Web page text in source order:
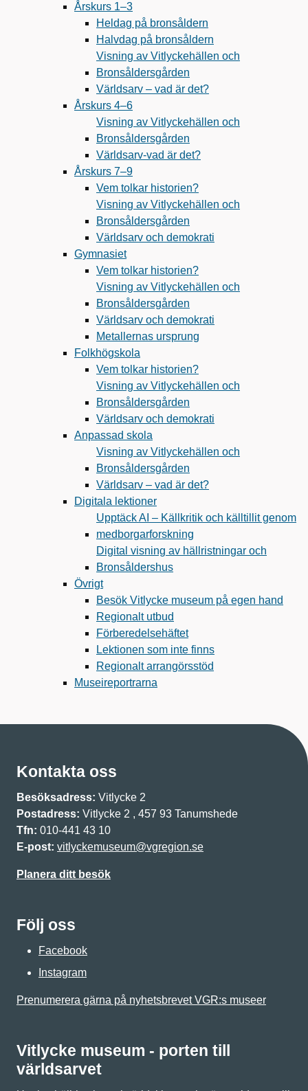
Årskurs 1–3
Heldag på bronsåldern
Halvdag på bronsåldern
Visning av Vitlyckehällen och
Bronsåldersgården
Världsarv – vad är det?
Årskurs 4–6
Visning av Vitlyckehällen och
Bronsåldersgården
Världsarv-vad är det?
Årskurs 7–9
Vem tolkar historien?
Visning av Vitlyckehällen och
Bronsåldersgården
Världsarv och demokrati
Gymnasiet
Vem tolkar historien?
Visning av Vitlyckehällen och
Bronsåldersgården
Världsarv och demokrati
Metallernas ursprung
Folkhögskola
Vem tolkar historien?
Visning av Vitlyckehällen och
Bronsåldersgården
Världsarv och demokrati
Anpassad skola
Visning av Vitlyckehällen och
Bronsåldersgården
Världsarv – vad är det?
Digitala lektioner
Upptäck AI – Källkritik och källtillit genom
medborgarforskning
Digital visning av hällristningar och
Bronsåldershus
Övrigt
Besök Vitlycke museum på egen hand
Regionalt utbud
Förberedelsehäftet
Lektionen som inte finns
Regionalt arrangörsstöd
Museireportrarna
Kontakta oss
Besöksadress: Vitlycke 2
Postadress: Vitlycke 2 , 457 93 Tanumshede
Tfn: 010-441 43 10
E-post: vitlyckemuseum@vgregion.se
Planera ditt besök
Följ oss
Facebook
Instagram
Prenumerera gärna på nyhetsbrevet VGR:s museer
Vitlycke museum - porten till
världsarvet